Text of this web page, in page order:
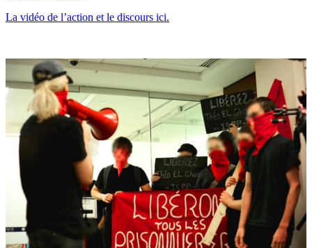
La vidéo de l’action et le discours ici.